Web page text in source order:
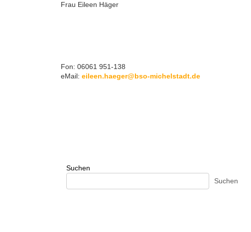
Frau Eileen Häger
Fon: 06061 951-138
eMail: eileen.haeger@bso-michelstadt.de
Suchen
Suchen